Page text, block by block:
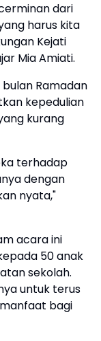
dari
harus kita
Kejati
Mia Amiati.
Ramadan
kepedulian
kurang
terhadap
dengan
nyata,"
acara ini
50 anak
sekolah.
untuk terus
bagi